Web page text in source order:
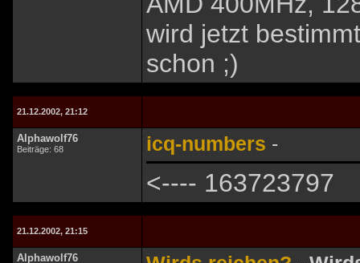
wird jetzt
schon ;)
21.12.2002, 21:12
Alphawolf76
Beiträge: 68 icq-numbers -
<---- 163723797
21.12.2002, 21:15
Alphawolf76